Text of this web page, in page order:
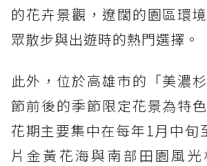
的花卉景觀，遼闊的園區環
眾散步與出遊時的熱門選擇。
此外，位於高雄市的「美濃
節前後的季節限定花景為特
花期主要集中在每年1月中旬
片金黃花海與南部田園風